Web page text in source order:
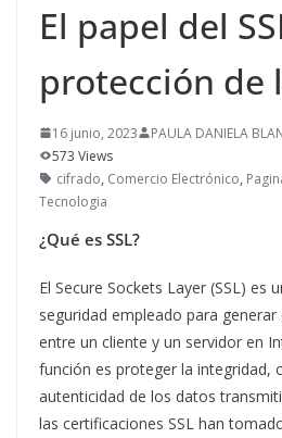
El papel del
protección de
16 junio, 2023
PAULA DANIELA
573 Views
cifrado, Comercio Electrónico,
Tecnologia
¿Qué es SSL?
El Secure Sockets Layer (SSL) es
seguridad empleado para
entre un cliente y un servidor en
función es proteger la integridad,
autenticidad de los datos
las certificaciones SSL han